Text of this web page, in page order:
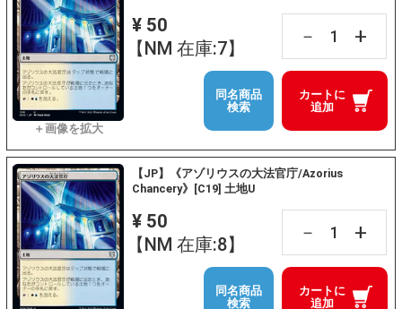
¥ 50
【NM 在庫:7】
－ +
カートに
追加
同名商品
検索
【JP】《アゾリウスの大法官庁/Azorius
Chancery》[C19] 土地U
¥ 50
【NM 在庫:8】
－ +
カートに
追加
同名商品
検索